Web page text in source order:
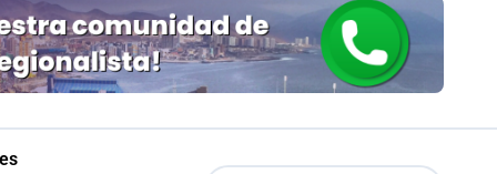
2.0”